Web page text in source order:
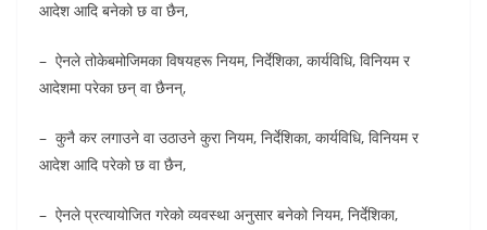
आदेश आदि बनेको छ वा छैन,
– ऐनले तोकेबमोजिमका विषयहरू नियम, निर्देशिका, कार्यविधि, विनियम र
आदेशमा परेका छन् वा छैनन्,
– कुनै कर लगाउने वा उठाउने कुरा नियम, निर्देशिका, कार्यविधि, विनियम र
आदेश आदि परेको छ वा छैन,
– ऐनले प्रत्यायोजित गरेको व्यवस्था अनुसार बनेको नियम, निर्देशिका,